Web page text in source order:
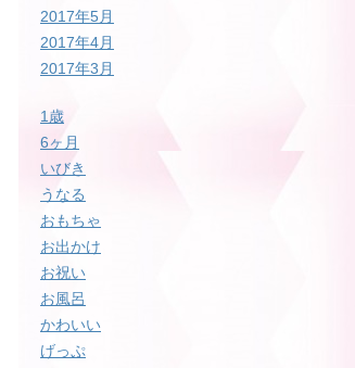
2017年5月
2017年4月
2017年3月
1歳
6ヶ月
いびき
うなる
おもちゃ
お出かけ
お祝い
お風呂
かわいい
げっぷ